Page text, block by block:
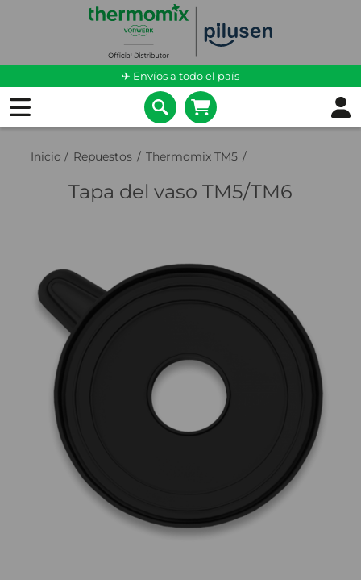
✈ Envíos a todo el país
Inicio / Repuestos / Thermomix TM5 /
Tapa del vaso TM5/TM6